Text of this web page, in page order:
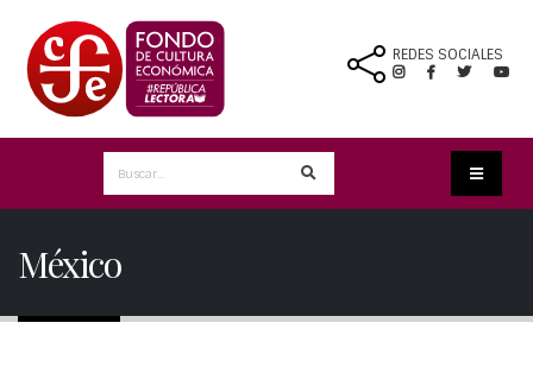
REDES SOCIALES
México